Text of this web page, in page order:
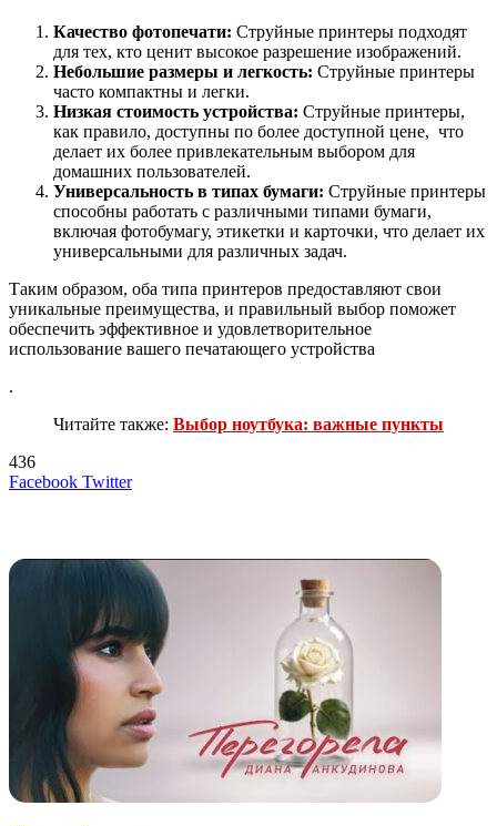
Качество фотопечати: Струйные принтеры подходят
для тех, кто ценит высокое разрешение изображений.
Небольшие размеры и легкость: Струйные принтеры
часто компактны и легки.
Низкая стоимость устройства: Струйные принтеры,
как правило, доступны по более доступной цене, что
делает их более привлекательным выбором для
домашних пользователей.
Универсальность в типах бумаги: Струйные принтеры
способны работать с различными типами бумаги,
включая фотобумагу, этикетки и карточки, что делает их
универсальными для различных задач.
Таким образом, оба типа принтеров предоставляют свои
уникальные преимущества, и правильный выбор поможет
обеспечить эффективное и удовлетворительное
использование вашего печатающего устройства
.
Читайте также: Выбор ноутбука: важные пункты
436
Facebook TwitterLinkedIn
Tumblr
Reddit
Вконтакте
Одноклассники
Skype
Messenger
Messenger
WhatsApp
Telegram
Viber
Line
Поделиться
Печатать